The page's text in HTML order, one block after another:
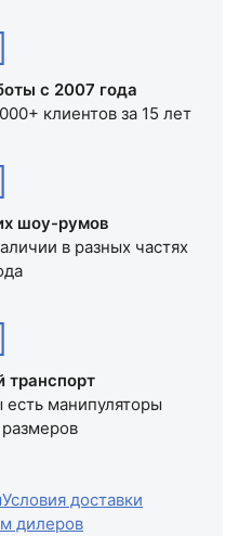
с 2007 года
клиентов за 15 лет
шоу-румов
в разных частях
транспорт
манипуляторы
Условия доставки
дилеров